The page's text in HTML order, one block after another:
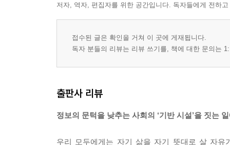
저자, 역자, 편집자를 위한 공간입니다. 독자들에게 전하
접수된 글은 확인을 거쳐 이 곳에 게재됩니다.
독자 분들의 리뷰는 리뷰 쓰기를, 책에 대한 문의는
출판사 리뷰
정보의 문턱을 낮추는 사회의 ‘기반 시설’을 짓는
우리 모두에게는 자기 삶을 자기 뜻대로 살 자